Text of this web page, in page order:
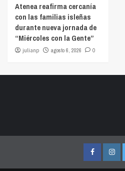
Atenea reafirma cercanía
con las familias isleñas
durante nueva jornada de
“Miércoles con la Gente”
julianp agosto 6, 2026 0
Facebook